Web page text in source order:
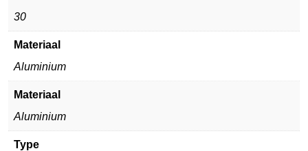
30
Materiaal
Aluminium
Materiaal
Aluminium
Type